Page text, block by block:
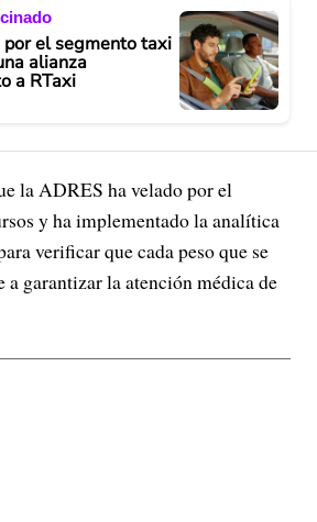
el segmento taxi
alianza
a RTaxi
la ADRES ha velado por el
y ha implementado la analítica
verificar que cada peso que se
a garantizar la atención médica de